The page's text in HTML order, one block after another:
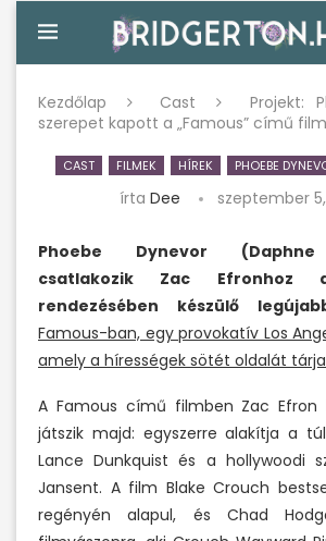
Kezdőlap Cast
Projekt:
szerepet kapott a „Famous” című
CAST FILMEK HÍREK PHOEBE
írta Dee szeptember
Phoebe Dynevor
csatlakozik Zac
rendezésében készülő
Famous-ban, egy provokatív Los
amely a hírességek sötét oldalát
A Famous című filmben Zac Efron
játszik majd: egyszerre alakítja a
Lance Dunkquist és a hollywoodi
Jansent. A film Blake Crouch
regényén alapul, és Chad